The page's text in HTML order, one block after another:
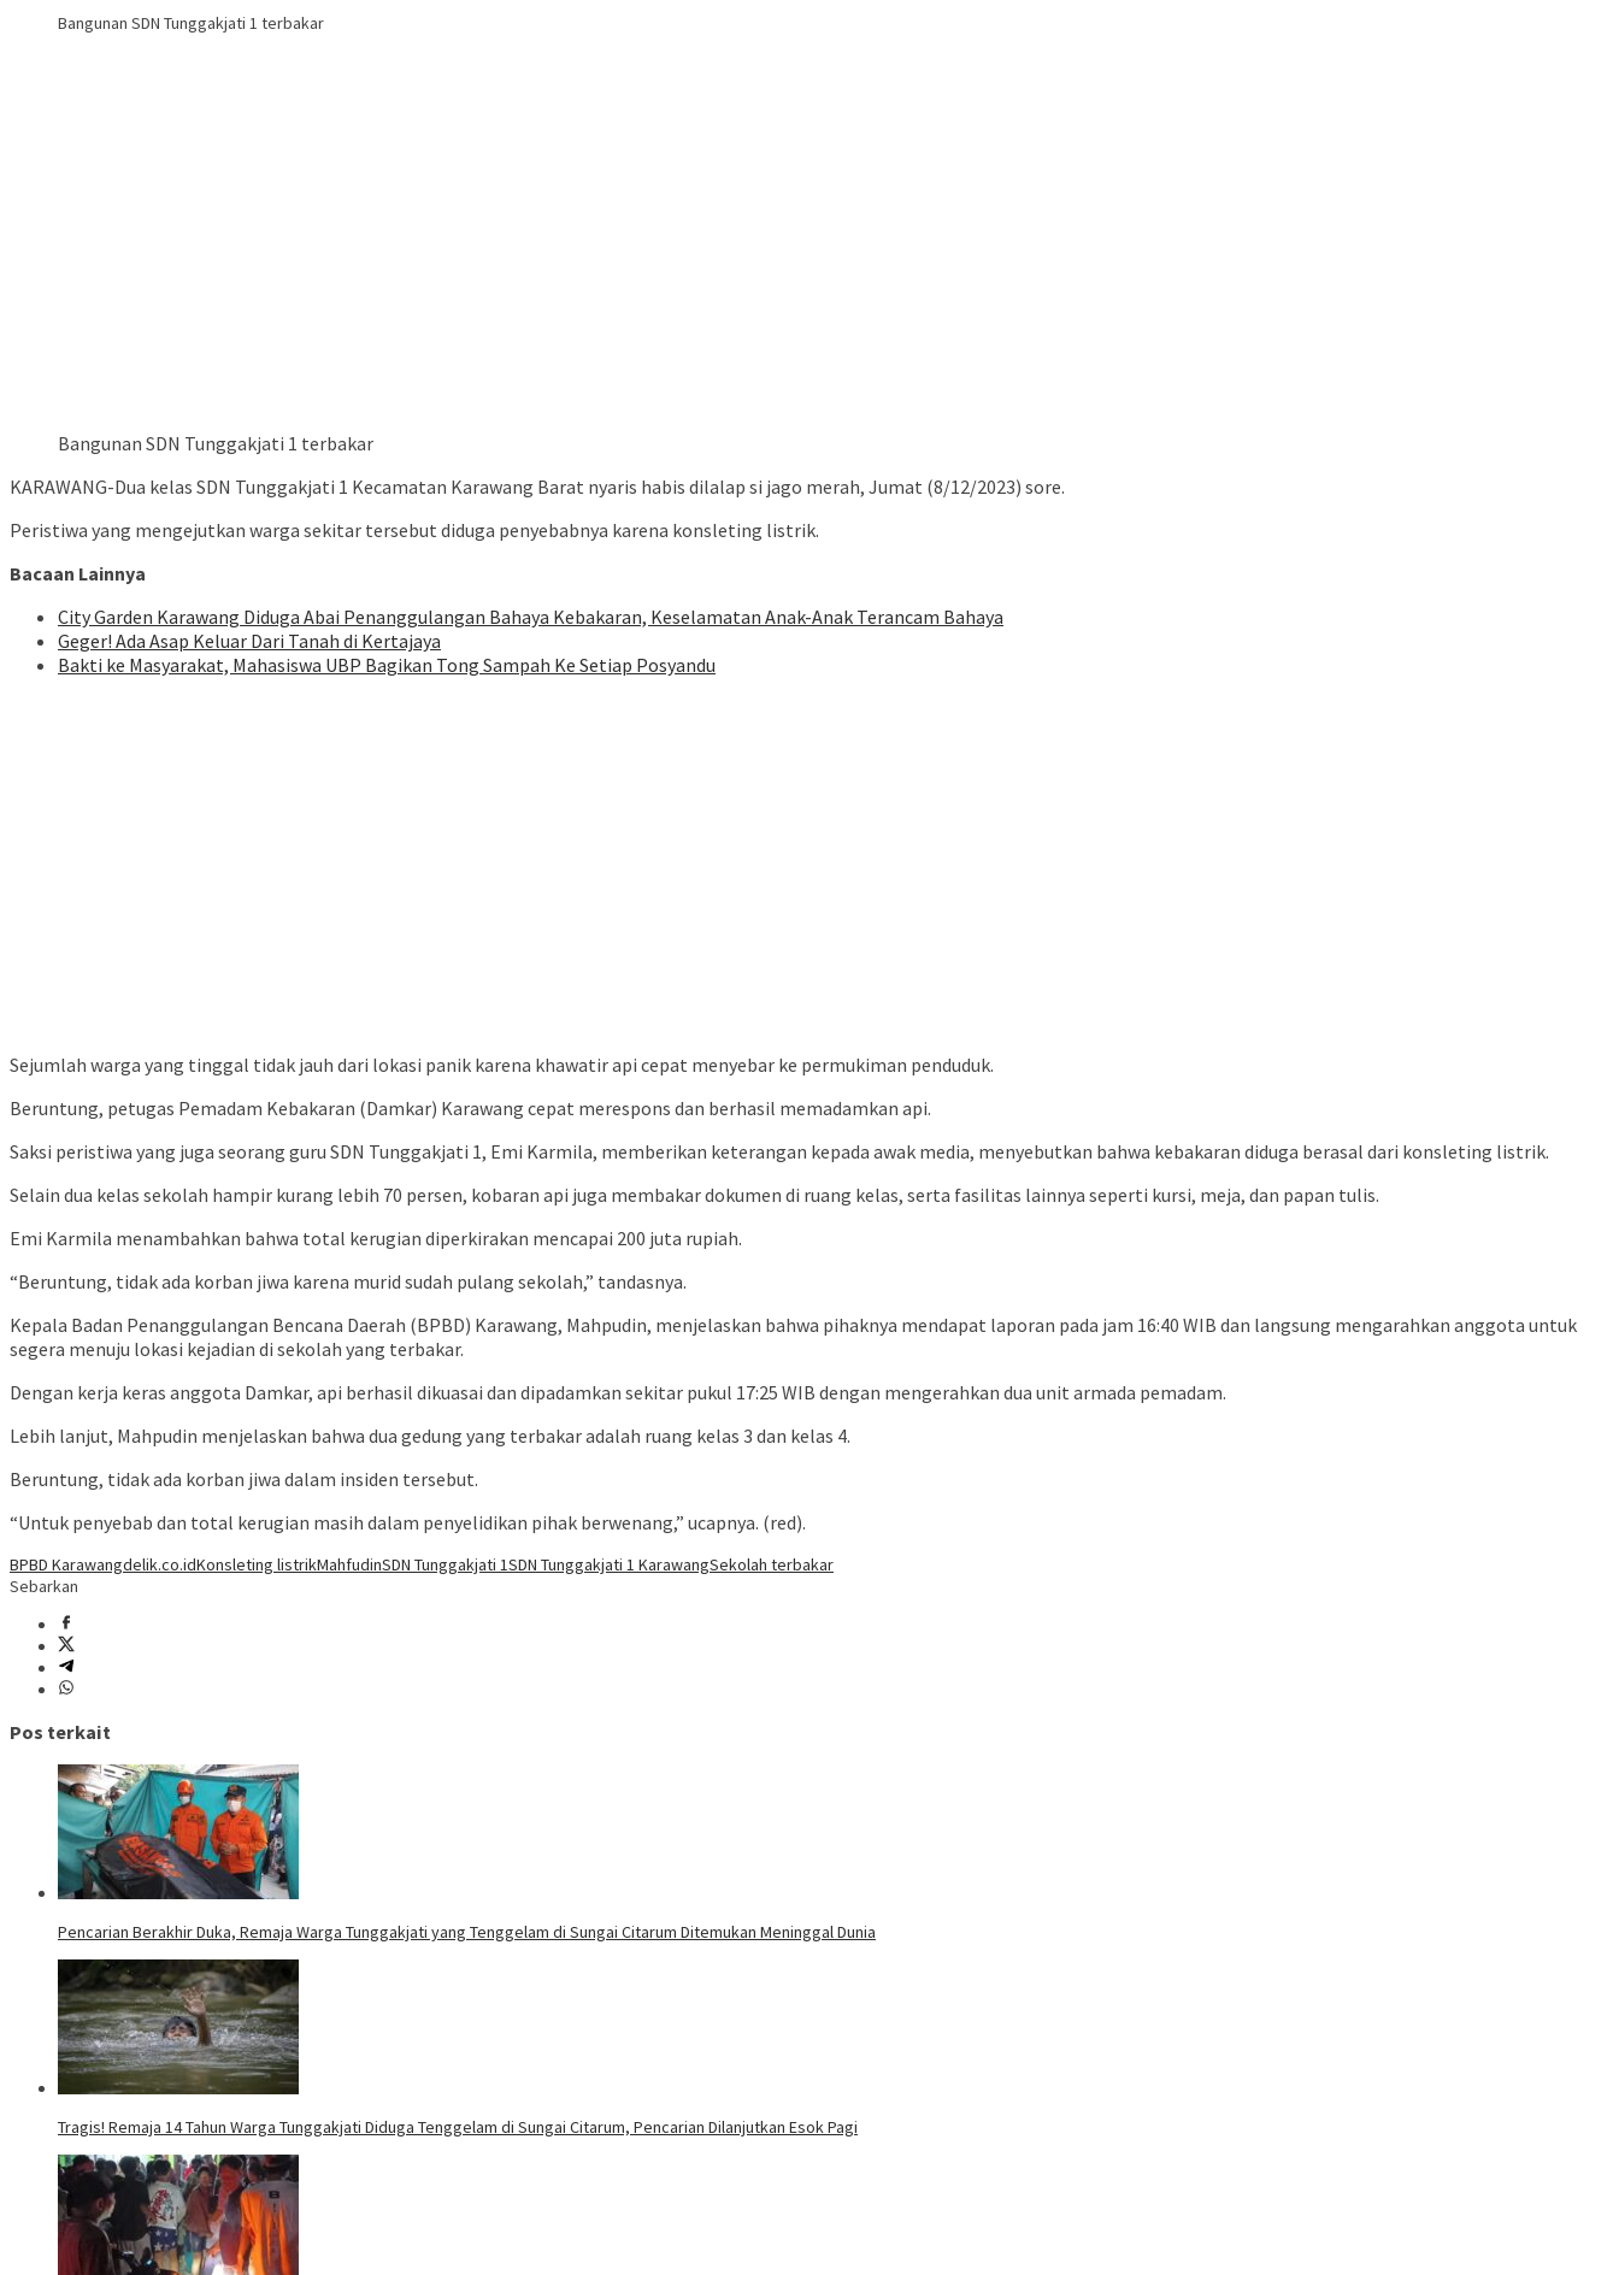
Bangunan SDN Tunggakjati 1 terbakar
Bangunan SDN Tunggakjati 1 terbakar
KARAWANG-Dua kelas SDN Tunggakjati 1 Kecamatan Karawang Barat nyaris habis dilalap si jago merah, Jumat (8/12/2023) sore.
Peristiwa yang mengejutkan warga sekitar tersebut diduga penyebabnya karena konsleting listrik.
Bacaan Lainnya
City Garden Karawang Diduga Abai Penanggulangan Bahaya Kebakaran, Keselamatan Anak-Anak Terancam Bahaya
Geger! Ada Asap Keluar Dari Tanah di Kertajaya
Bakti ke Masyarakat, Mahasiswa UBP Bagikan Tong Sampah Ke Setiap Posyandu
Sejumlah warga yang tinggal tidak jauh dari lokasi panik karena khawatir api cepat menyebar ke permukiman penduduk.
Beruntung, petugas Pemadam Kebakaran (Damkar) Karawang cepat merespons dan berhasil memadamkan api.
Saksi peristiwa yang juga seorang guru SDN Tunggakjati 1, Emi Karmila, memberikan keterangan kepada awak media, menyebutkan bahwa kebakaran diduga berasal dari konsleting listrik.
Selain dua kelas sekolah hampir kurang lebih 70 persen, kobaran api juga membakar dokumen di ruang kelas, serta fasilitas lainnya seperti kursi, meja, dan papan tulis.
Emi Karmila menambahkan bahwa total kerugian diperkirakan mencapai 200 juta rupiah.
“Beruntung, tidak ada korban jiwa karena murid sudah pulang sekolah,” tandasnya.
Kepala Badan Penanggulangan Bencana Daerah (BPBD) Karawang, Mahpudin, menjelaskan bahwa pihaknya mendapat laporan pada jam 16:40 WIB dan langsung mengarahkan anggota untuk
segera menuju lokasi kejadian di sekolah yang terbakar.
Dengan kerja keras anggota Damkar, api berhasil dikuasai dan dipadamkan sekitar pukul 17:25 WIB dengan mengerahkan dua unit armada pemadam.
Lebih lanjut, Mahpudin menjelaskan bahwa dua gedung yang terbakar adalah ruang kelas 3 dan kelas 4.
Beruntung, tidak ada korban jiwa dalam insiden tersebut.
“Untuk penyebab dan total kerugian masih dalam penyelidikan pihak berwenang,” ucapnya. (red).
BPBD Karawangdelik.co.idKonsleting listrikMahfudinSDN Tunggakjati 1SDN Tunggakjati 1 KarawangSekolah terbakar
Sebarkan
Pos terkait
Pencarian Berakhir Duka, Remaja Warga Tunggakjati yang Tenggelam di Sungai Citarum Ditemukan Meninggal Dunia
Tragis! Remaja 14 Tahun Warga Tunggakjati Diduga Tenggelam di Sungai Citarum, Pencarian Dilanjutkan Esok Pagi